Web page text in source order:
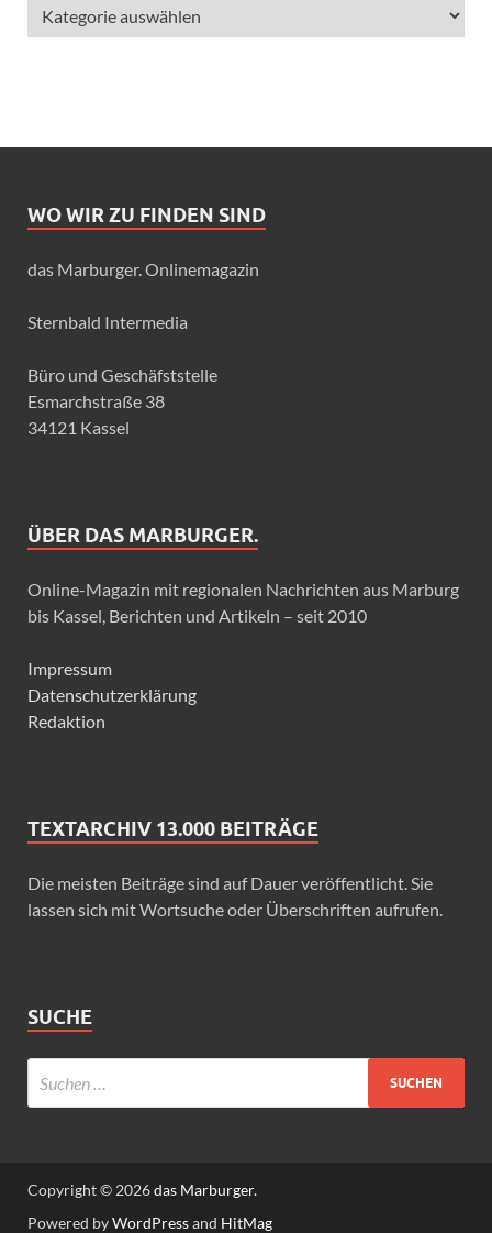
WO WIR ZU FINDEN SIND
das Marburger. Onlinemagazin
Sternbald Intermedia
Büro und Geschäfststelle
Esmarchstraße 38
34121 Kassel
ÜBER DAS MARBURGER.
Online-Magazin mit regionalen Nachrichten aus Marburg
bis Kassel, Berichten und Artikeln – seit 2010
Impressum
Datenschutzerklärung
Redaktion
TEXTARCHIV 13.000 BEITRÄGE
Die meisten Beiträge sind auf Dauer veröffentlicht. Sie
lassen sich mit Wortsuche oder Überschriften aufrufen.
SUCHE
Copyright © 2026das Marburger.
Powered byWordPressand HitMag